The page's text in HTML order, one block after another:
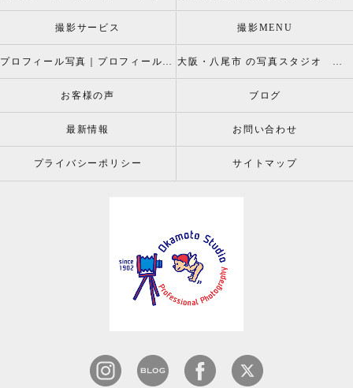
撮影サービス 撮影MENU
プロフィール写真｜プロフィールフォト 大阪・八尾市 の写真スタジオ 岡本スタジオ2026年七五三撮影特設ページ
お客様の声 ブログ
最新情報 お問い合わせ
プライバシーポリシー サイトマップ